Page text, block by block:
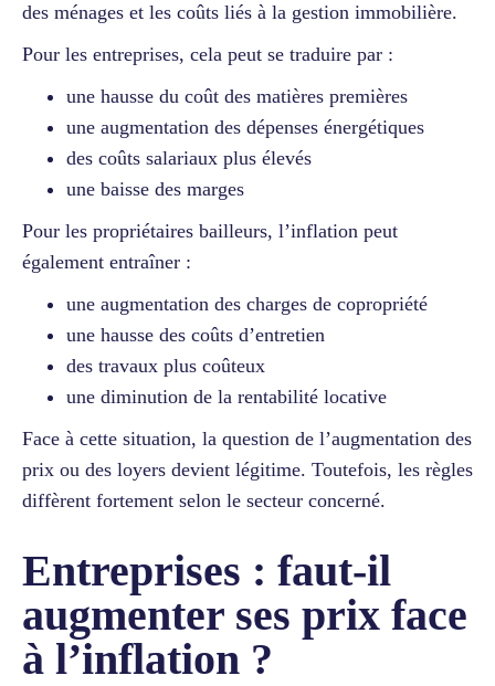
des ménages et les coûts liés à la gestion immobilière.
Pour les entreprises, cela peut se traduire par :
une hausse du coût des matières premières
une augmentation des dépenses énergétiques
des coûts salariaux plus élevés
une baisse des marges
Pour les propriétaires bailleurs, l’inflation peut
également entraîner :
une augmentation des charges de copropriété
une hausse des coûts d’entretien
des travaux plus coûteux
une diminution de la rentabilité locative
Face à cette situation, la question de l’augmentation des
prix ou des loyers devient légitime. Toutefois, les règles
diffèrent fortement selon le secteur concerné.
Entreprises : faut-il
augmenter ses prix face
à l’inflation ?